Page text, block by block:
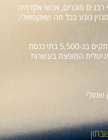
רבנים מוכרים, אנשי אקדמיה
נוגע בכל מה שאקטואלי,
השבועון מופץ בעשרות אלפי עותקים בכ-5,500 בתי כנסת
המופצת בעשרות
שמולי